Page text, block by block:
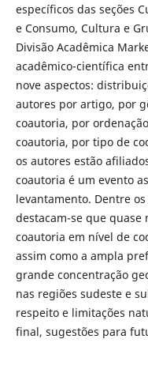
específicos das seções
e Consumo, Cultura e
Divisão Acadêmica
acadêmico-científica
nove aspectos:
autores por artigo, por
coautoria, por
coautoria, por tipo de
os autores estão
coautoria é um evento
levantamento. Dentre
destacam-se que quase
coautoria em nível de
assim como a ampla
grande concentração
nas regiões sudeste e
respeito e limitações
final, sugestões para